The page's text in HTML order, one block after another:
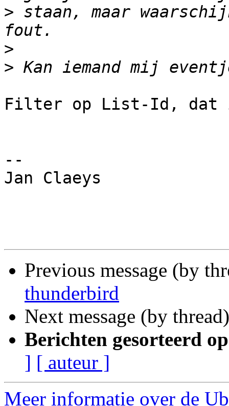
> staan, maar
>
>
Filter op List-Id, dat
--
Jan Claeys
Previous message (by
thunderbird
Next message (by
Berichten gesorteerd
] [ auteur ]
Meer informatie over de